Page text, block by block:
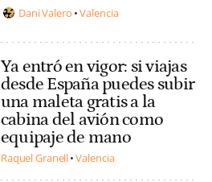
Dani Valero Valencia
Ya entró en vigor: si viajas
desde España puedes subir
una maleta gratis a la
cabina del avión como
equipaje de mano
Raquel Granell Valencia